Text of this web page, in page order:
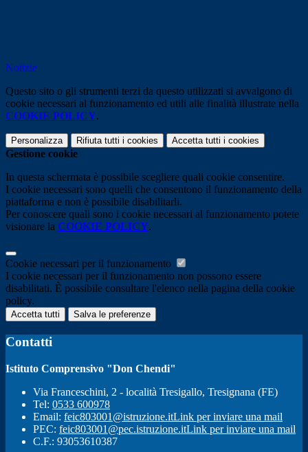
Notizie
Questo sito o gli strumenti terzi da questo utilizzati si avvalgono di
cookie necessari al funzionamento ed utili alle finalità illustrate nella
COOKIE POLICY.
Personalizza Rifiuta tutti i cookies Accetta tutti i cookies
Gestione cookie
In questa schermata è possibile scegliere quali cookie consentire.
I cookie necessari sono quelli che consentono il funzionamento della
piattaforma e non è possibile disabilitarli.
Per conoscere quali sono i cookie necessari al funzionamento potete
visionare la COOKIE POLICY.
Cookie necessari per il funzionamento
I cookie necessari per il funzionamento non possono essere
disabilitati. È possibile consultare l'elenco nella pagina della cookie
policy.
Accetta tutti Salva le preferenze
Contatti
Istituto Comprensivo "Don Chendi"
Via Franceschini, 2 - località Tresigallo, Tresignana (FE)
Tel: 0533 600978
Email: feic803001@istruzione.itLink per inviare una mail
PEC: feic803001@pec.istruzione.itLink per inviare una mail
C.F.: 93053610387